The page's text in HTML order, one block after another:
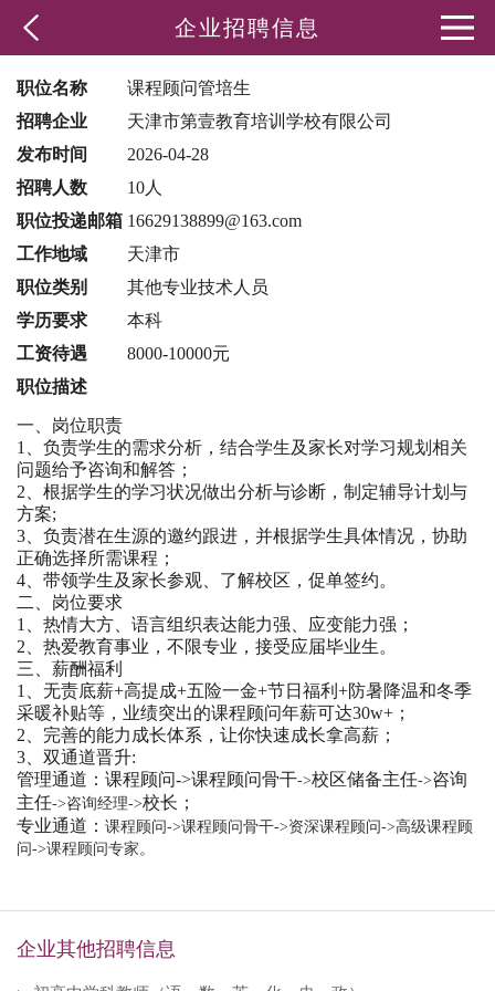
企业招聘信息
职位名称
课程顾问管培生
招聘企业
天津市第壹教育培训学校有限公司
发布时间
2026-04-28
招聘人数
10人
职位投递邮箱 16629138899@163.com
工作地域
天津市
职位类别
其他专业技术人员
学历要求
本科
工资待遇
8000-10000元
职位描述
一、岗位职责
1、负责学生的需求分析，结合学生及家长对学习规划相关
问题给予咨询和解答；
2、根据学生的学习状况做出分析与诊断，制定辅导计划与
方案;
3、负责潜在生源的邀约跟进，并根据学生具体情况，协助
正确选择所需课程；
4、带领学生及家长参观、了解校区，促单签约。
二、岗位要求
1、热情大方、语言组织表达能力强、应变能力强；
2、热爱教育事业，不限专业，接受应届毕业生。
三、薪酬福利
1、无责底薪+高提成+五险一金+节日福利+防暑降温和冬季
采暖补贴等，业绩突出的课程顾问年薪可达30w+；
2、完善的能力成长体系，让你快速成长拿高薪；
3、双通道晋升:
管理通道：课程顾问->课程顾问骨干->校区储备主任->咨询
主任->咨询经理->校长；
专业通道： 课程顾问->课程顾问骨干->资深课程顾问->高级课程顾
问->课程顾问专家。
企业其他招聘信息